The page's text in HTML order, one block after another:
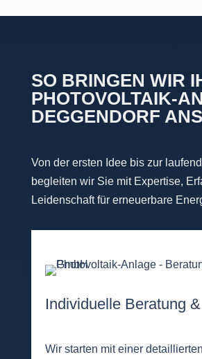
SO BRINGEN WIR
PHOTOVOLTAIK-
DEGGENDORF
Von der ersten Idee bis zur
begleiten wir Sie mit Expertise,
Leidenschaft für erneuerbare
Individuelle Beratung
Wir starten mit einer